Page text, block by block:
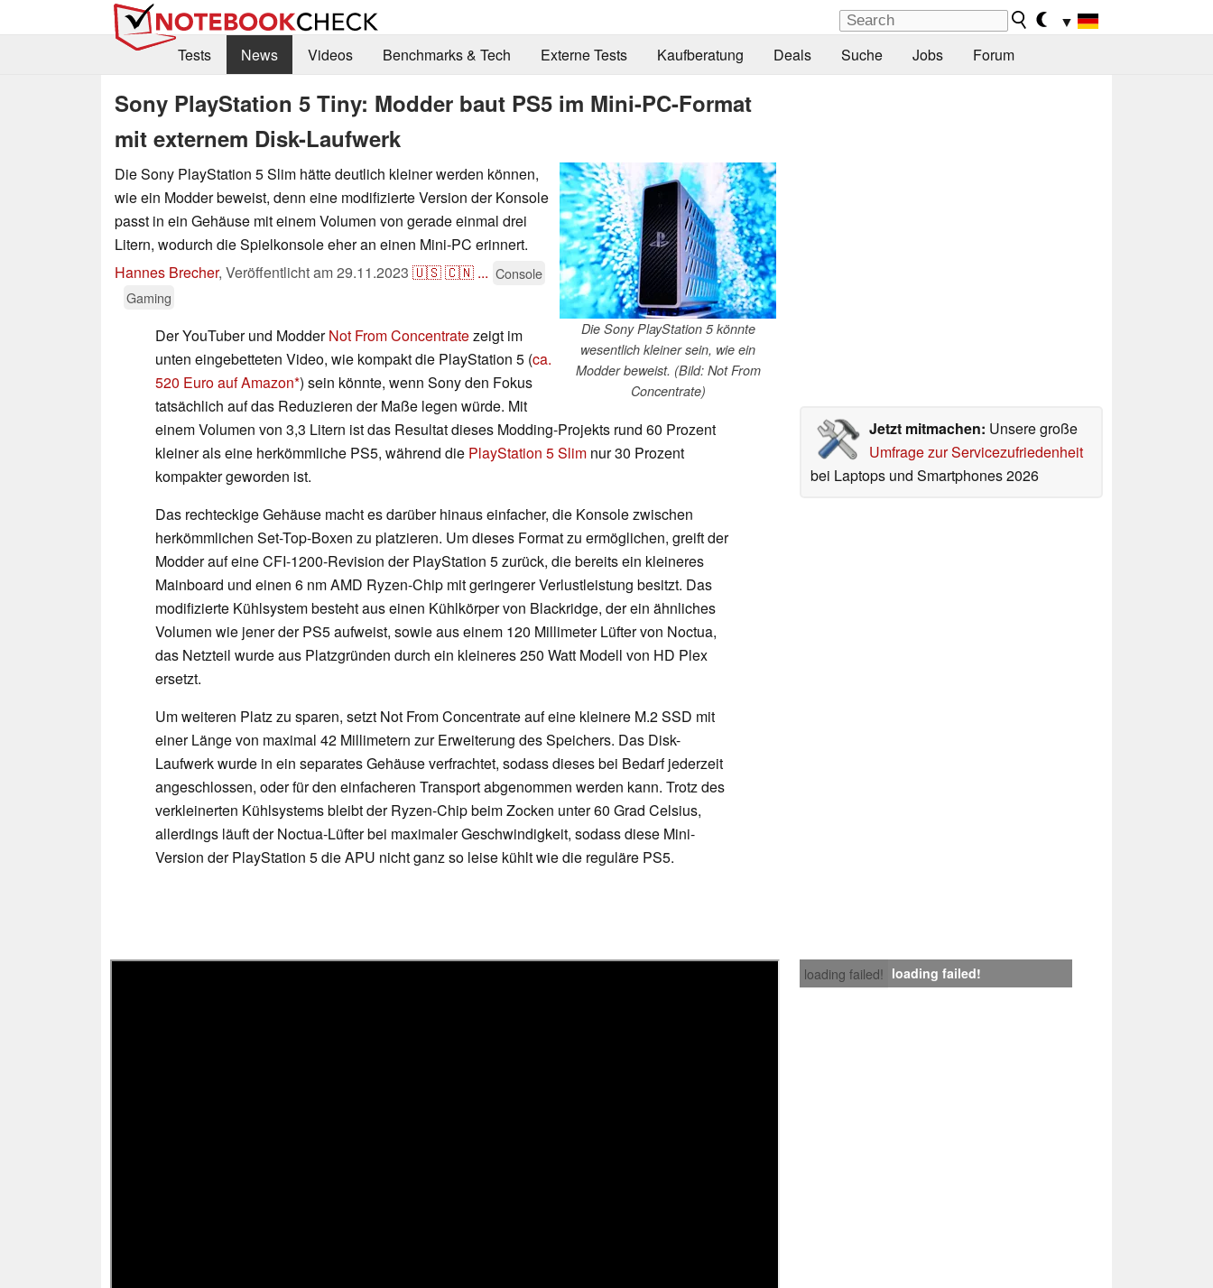
▼
Tests
News Videos Benchmarks & Tech Externe Tests Kaufberatung Deals Suche Jobs Forum
Sony PlayStation 5 Tiny: Modder baut PS5 im Mini-PC-Format
mit externem Disk-Laufwerk
Die Sony PlayStation 5 könnte
wesentlich kleiner sein, wie ein
Modder beweist. (Bild: Not From
Concentrate)
Die Sony PlayStation 5 Slim hätte deutlich kleiner werden können,
wie ein Modder beweist, denn eine modifizierte Version der Konsole
passt in ein Gehäuse mit einem Volumen von gerade einmal drei
Litern, wodurch die Spielkonsole eher an einen Mini-PC erinnert.
Hannes Brecher, Veröffentlicht am29.11.2023 🇺🇸🇨🇳 ... Console
Gaming
Jetzt mitmachen: Unsere große
Umfrage zur Servicezufriedenheit
bei Laptops und Smartphones 2026
Der YouTuber und ModderNot From Concentratezeigt im
unten eingebetteten Video, wie kompakt die PlayStation 5 (ca.
520 Euro auf Amazon ) sein könnte, wenn Sony den Fokus
tatsächlich auf das Reduzieren der Maße legen würde. Mit
einem Volumen von 3,3 Litern ist das Resultat dieses Modding-Projekts rund 60 Prozent
kleiner als eine herkömmliche PS5, während die PlayStation 5 Slim nur 30 Prozent
kompakter geworden ist.
Das rechteckige Gehäuse macht es darüber hinaus einfacher, die Konsole zwischen
herkömmlichen Set-Top-Boxen zu platzieren. Um dieses Format zu ermöglichen, greift der
Modder auf eine CFI-1200-Revision der PlayStation 5 zurück, die bereits ein kleineres
Mainboard und einen 6 nm AMD Ryzen-Chip mit geringerer Verlustleistung besitzt. Das
modifizierte Kühlsystem besteht aus einen Kühlkörper von Blackridge, der ein ähnliches
Volumen wie jener der PS5 aufweist, sowie aus einem 120 Millimeter Lüfter von Noctua,
das Netzteil wurde aus Platzgründen durch ein kleineres 250 Watt Modell von HD Plex
ersetzt.
Um weiteren Platz zu sparen, setzt Not From Concentrate auf eine kleinere M.2 SSD mit
einer Länge von maximal 42 Millimetern zur Erweiterung des Speichers. Das Disk-
Laufwerk wurde in ein separates Gehäuse verfrachtet, sodass dieses bei Bedarf jederzeit
angeschlossen, oder für den einfacheren Transport abgenommen werden kann. Trotz des
verkleinerten Kühlsystems bleibt der Ryzen-Chip beim Zocken unter 60 Grad Celsius,
allerdings läuft der Noctua-Lüfter bei maximaler Geschwindigkeit, sodass diese Mini-
Version der PlayStation 5 die APU nicht ganz so leise kühlt wie die reguläre PS5.
loading failed! loading failed!